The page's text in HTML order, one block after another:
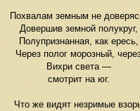
Похвалам земным не
Довершив земной полукруг,
Полупризнанная, как ересь,
Через полог морозный,
Вихри света —
смотрит на юг.
Что же видят незримые